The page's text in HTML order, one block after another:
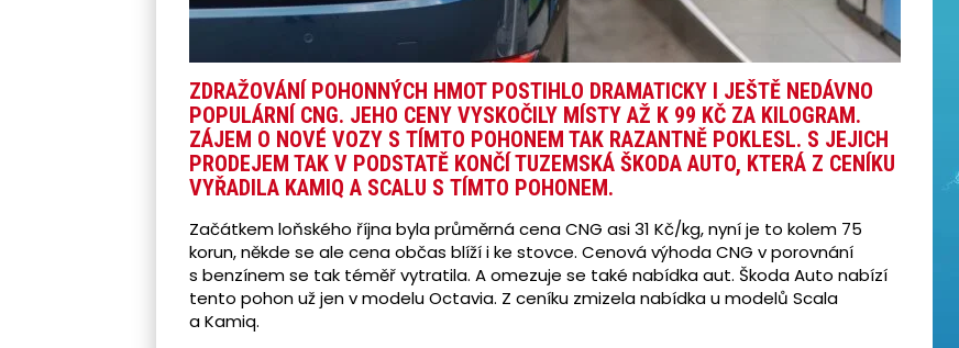
ZDRAŽOVÁNÍ POHONNÝCH HMOT POSTIHLO DRAMATICKY I JEŠTĚ NEDÁVNO
POPULÁRNÍ CNG. JEHO CENY VYSKOČILY MÍSTY AŽ K 99 KČ ZA KILOGRAM.
ZÁJEM O NOVÉ VOZY S TÍMTO POHONEM TAK RAZANTNĚ POKLESL. S JEJICH
PRODEJEM TAK V PODSTATĚ KONČÍ TUZEMSKÁ ŠKODA AUTO, KTERÁ Z CENÍKU
VYŘADILA KAMIQ A SCALU S TÍMTO POHONEM.
Začátkem loňského října byla průměrná cena CNG asi 31 Kč/kg, nyní je to kolem 75
korun, někde se ale cena občas blíží i ke stovce. Cenová výhoda CNG v porovnání
s benzínem se tak téměř vytratila. A omezuje se také nabídka aut. Škoda Auto nabízí
tento pohon už jen v modelu Octavia. Z ceníku zmizela nabídka u modelů Scala
a Kamiq.